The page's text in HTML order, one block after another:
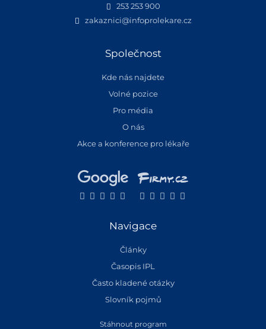
253 253 900
zakaznici@infoprolekare.cz
Společnost
Kde nás najdete
Volné pozice
Pro média
O nás
Akce a konference pro lékaře
Navigace
Články
Časopis IPL
Často kladené otázky
Slovník pojmů
Stáhnout program